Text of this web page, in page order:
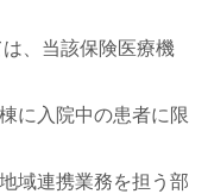
、当該保険医療機
に入院中の患者に限
域連携業務を担う部